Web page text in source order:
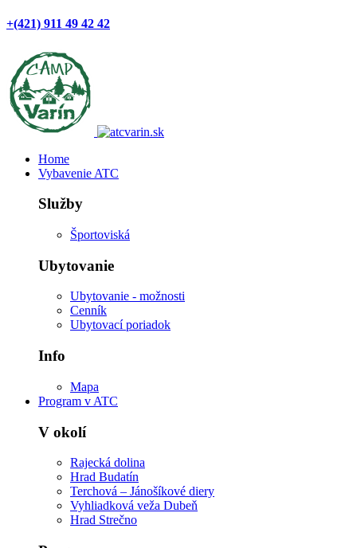
+(421) 911 49 42 42
Home
Vybavenie ATC
Služby
Športoviská
Ubytovanie
Ubytovanie - možnosti
Cenník
Ubytovací poriadok
Info
Mapa
Program v ATC
V okolí
Rajecká dolina
Hrad Budatín
Terchová – Jánošíkové diery
Vyhliadková veža Dubeň
Hrad Strečno